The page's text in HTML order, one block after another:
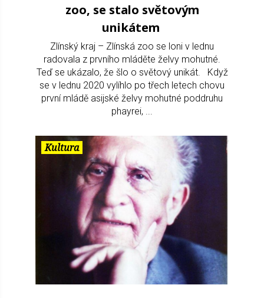
zoo, se stalo světovým
unikátem
Zlínský kraj – Zlínská zoo se loni v lednu
radovala z prvního mláděte želvy mohutné.
Teď se ukázalo, že šlo o světový unikát. Když
se v lednu 2020 vylíhlo po třech letech chovu
první mládě asijské želvy mohutné poddruhu
phayrei, ...
Kultura